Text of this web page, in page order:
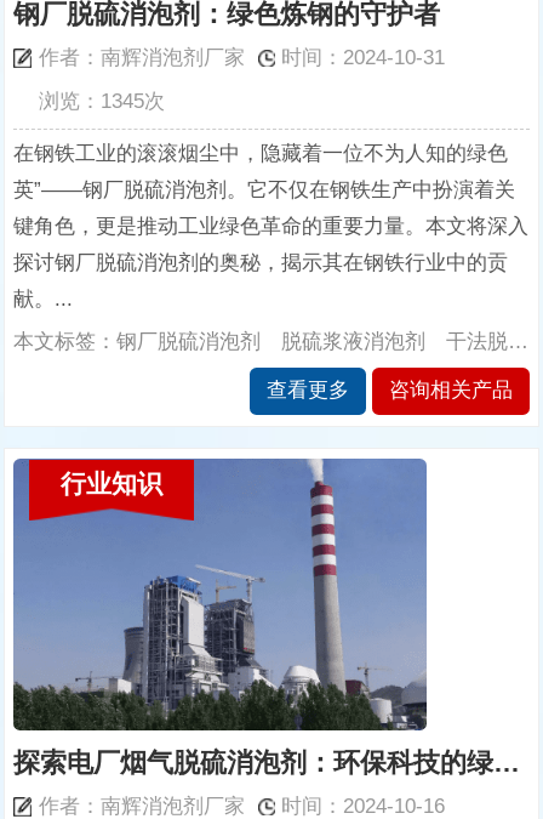
钢厂脱硫消泡剂：绿色炼钢的守护者
作者：南辉消泡剂厂家
时间：2024-10-31
浏览：1345次
在钢铁工业的滚滚烟尘中，隐藏着一位不为人知的绿色
英”——钢厂脱硫消泡剂。它不仅在钢铁生产中扮演着关
键角色，更是推动工业绿色革命的重要力量。本文将深入
探讨钢厂脱硫消泡剂的奥秘，揭示其在钢铁行业中的贡
献。...
本文标签：钢厂脱硫消泡剂 脱硫浆液消泡剂 干法脱硫消泡剂 湿法脱硫消泡剂 电厂烟气脱硫消泡剂 南辉消泡剂
查看更多 咨询相关产品
行业知识
探索电厂烟气脱硫消泡剂：环保科技的绿色消泡
作者：南辉消泡剂厂家
时间：2024-10-16